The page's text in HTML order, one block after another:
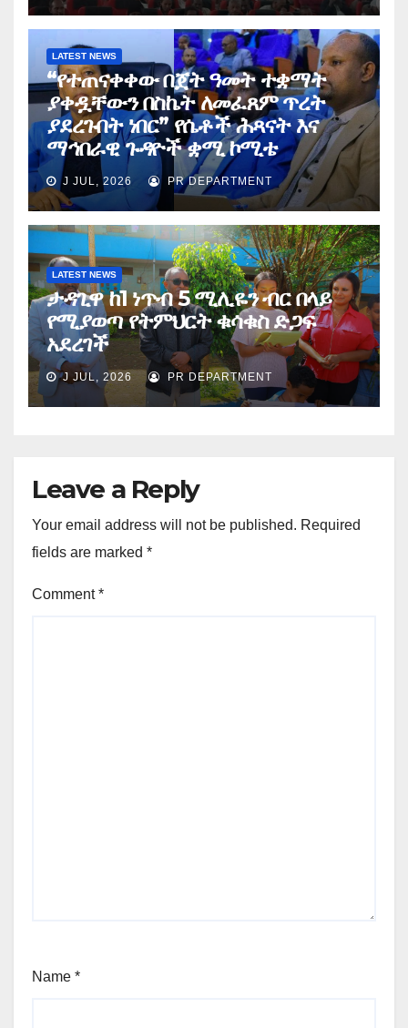
LATEST NEWS
“የተጠናቀቀው በጀት ዓመት ተቋማት
ያቀዷቸውን በስኬት ለመፈጸም ጥረት
ያደረጉበት ነበር” የሴቶች ሕጻናት እና
ማኅበራዊ ጉዳዮች ቋሚ ኮሚቴ
J JUL, 2026 PR DEPARTMENT
LATEST NEWS
ታዳጊዋ ከ1 ነጥብ 5 ሚሊዬን ብር በላይ
የሚያወጣ የትምህርት ቁሳቁስ ድጋፍ
አደረገች
J JUL, 2026 PR DEPARTMENT
Leave a Reply
Your email address will not be published. Required
fields are marked *
Comment*
Name *